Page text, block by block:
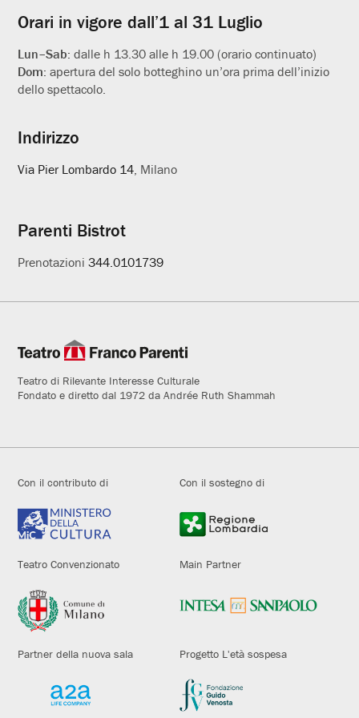
Orari in vigore dall’1 al 31 Luglio
Lun–Sab:dalle h 13.30 alle h 19.00 (orario continuato)
Dom:apertura del solo botteghino un’ora prima dell’inizio
dello spettacolo.
Indirizzo
Via Pier Lombardo 14, Milano
Parenti Bistrot
Prenotazioni344.0101739
Teatro di Rilevante Interesse Culturale
Fondato e diretto dal 1972 da Andrée Ruth Shammah
Con il contributo di Con il sostegno di
Teatro Convenzionato Main Partner
Partner della nuova sala Progetto L'età sospesa